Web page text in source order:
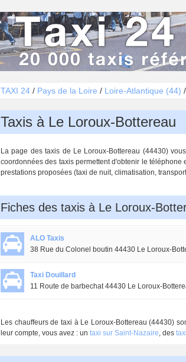
TAXI 24 / Pays de la Loire / Loire-Atlantique (44) /
Taxis à Le Loroux-Bottereau
La page des taxis de Le Loroux-Bottereau (44430)
coordonnées des taxis permettent d'obtenir le
prestations proposées (taxi de nuit, climatisation,
Fiches des taxis à Le Loroux-
ALO Taxis
38 Rue du Colonel boutin 44430 Le Loroux-
Taxi Douillard
11 Route de barbechat 44430 Le Loroux-
Les chauffeurs de taxi à Le Loroux-Bottereau (44430)
leur compte, vous avez : un taxi sur Saint-Nazaire, des